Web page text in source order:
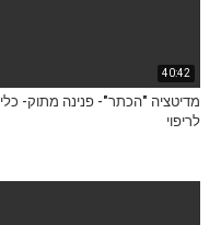
40:42
מדיטציה "הכתר"- פנינה מתוק- כלי
לריפוי